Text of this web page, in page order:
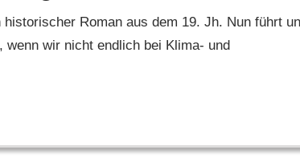
Roman aus dem 19. Jh. Nun führt
wir nicht endlich bei Klima- und